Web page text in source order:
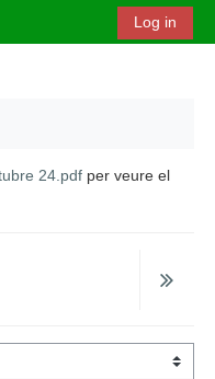
Log in
24.pdf per veure el